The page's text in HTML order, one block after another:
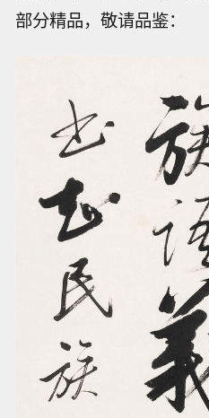
部分精品，敬请品鉴：